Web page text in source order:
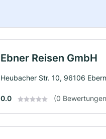
Ebner Reisen GmbH
Heubacher Str. 10, 96106 Ebern
0.0 (0